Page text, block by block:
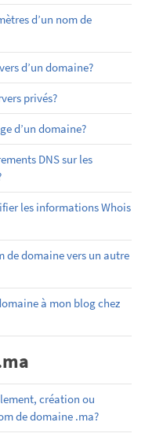
d’un nom de
d’un domaine?
privés?
d’un domaine?
DNS sur les
les informations Whois
de domaine vers un autre
à mon blog chez
création ou
de domaine .ma?